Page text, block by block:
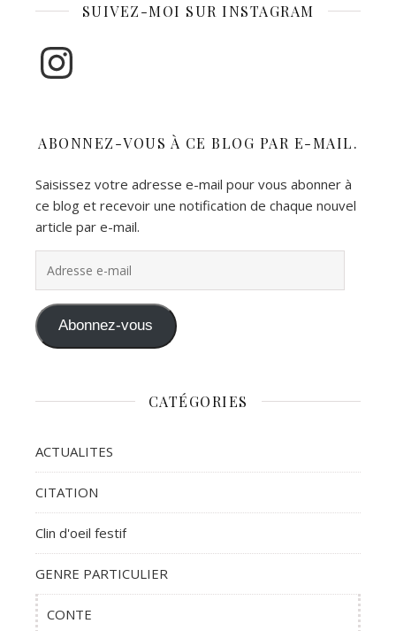
SUIVEZ-MOI SUR INSTAGRAM
Instagram
ABONNEZ-VOUS À CE BLOG PAR E-MAIL.
Saisissez votre adresse e-mail pour vous abonner à
ce blog et recevoir une notification de chaque nouvel
article par e-mail.
Abonnez-vous
CATÉGORIES
ACTUALITES
CITATION
Clin d'oeil festif
GENRE PARTICULIER
CONTE